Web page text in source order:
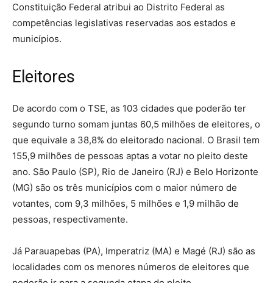
Constituição Federal atribui ao Distrito Federal as
competências legislativas reservadas aos estados e
municípios.
Eleitores
De acordo com o TSE, as 103 cidades que poderão ter
segundo turno somam juntas 60,5 milhões de eleitores, o
que equivale a 38,8% do eleitorado nacional. O Brasil tem
155,9 milhões de pessoas aptas a votar no pleito deste
ano. São Paulo (SP), Rio de Janeiro (RJ) e Belo Horizonte
(MG) são os três municípios com o maior número de
votantes, com 9,3 milhões, 5 milhões e 1,9 milhão de
pessoas, respectivamente.
Já Parauapebas (PA), Imperatriz (MA) e Magé (RJ) são as
localidades com os menores números de eleitores que